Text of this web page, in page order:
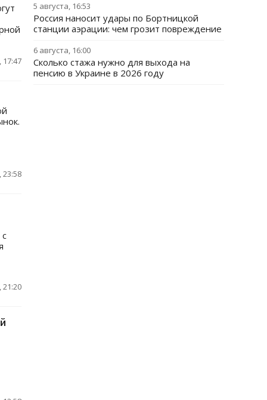
17:47
23:58
21:20
5 августа, 16:53
Россия наносит удары по Бортницкой
станции аэрации: чем грозит повреждение
6 августа, 16:00
Сколько стажа нужно для выхода на
пенсию в Украине в 2026 году